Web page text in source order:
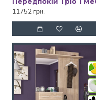
11752 грн.